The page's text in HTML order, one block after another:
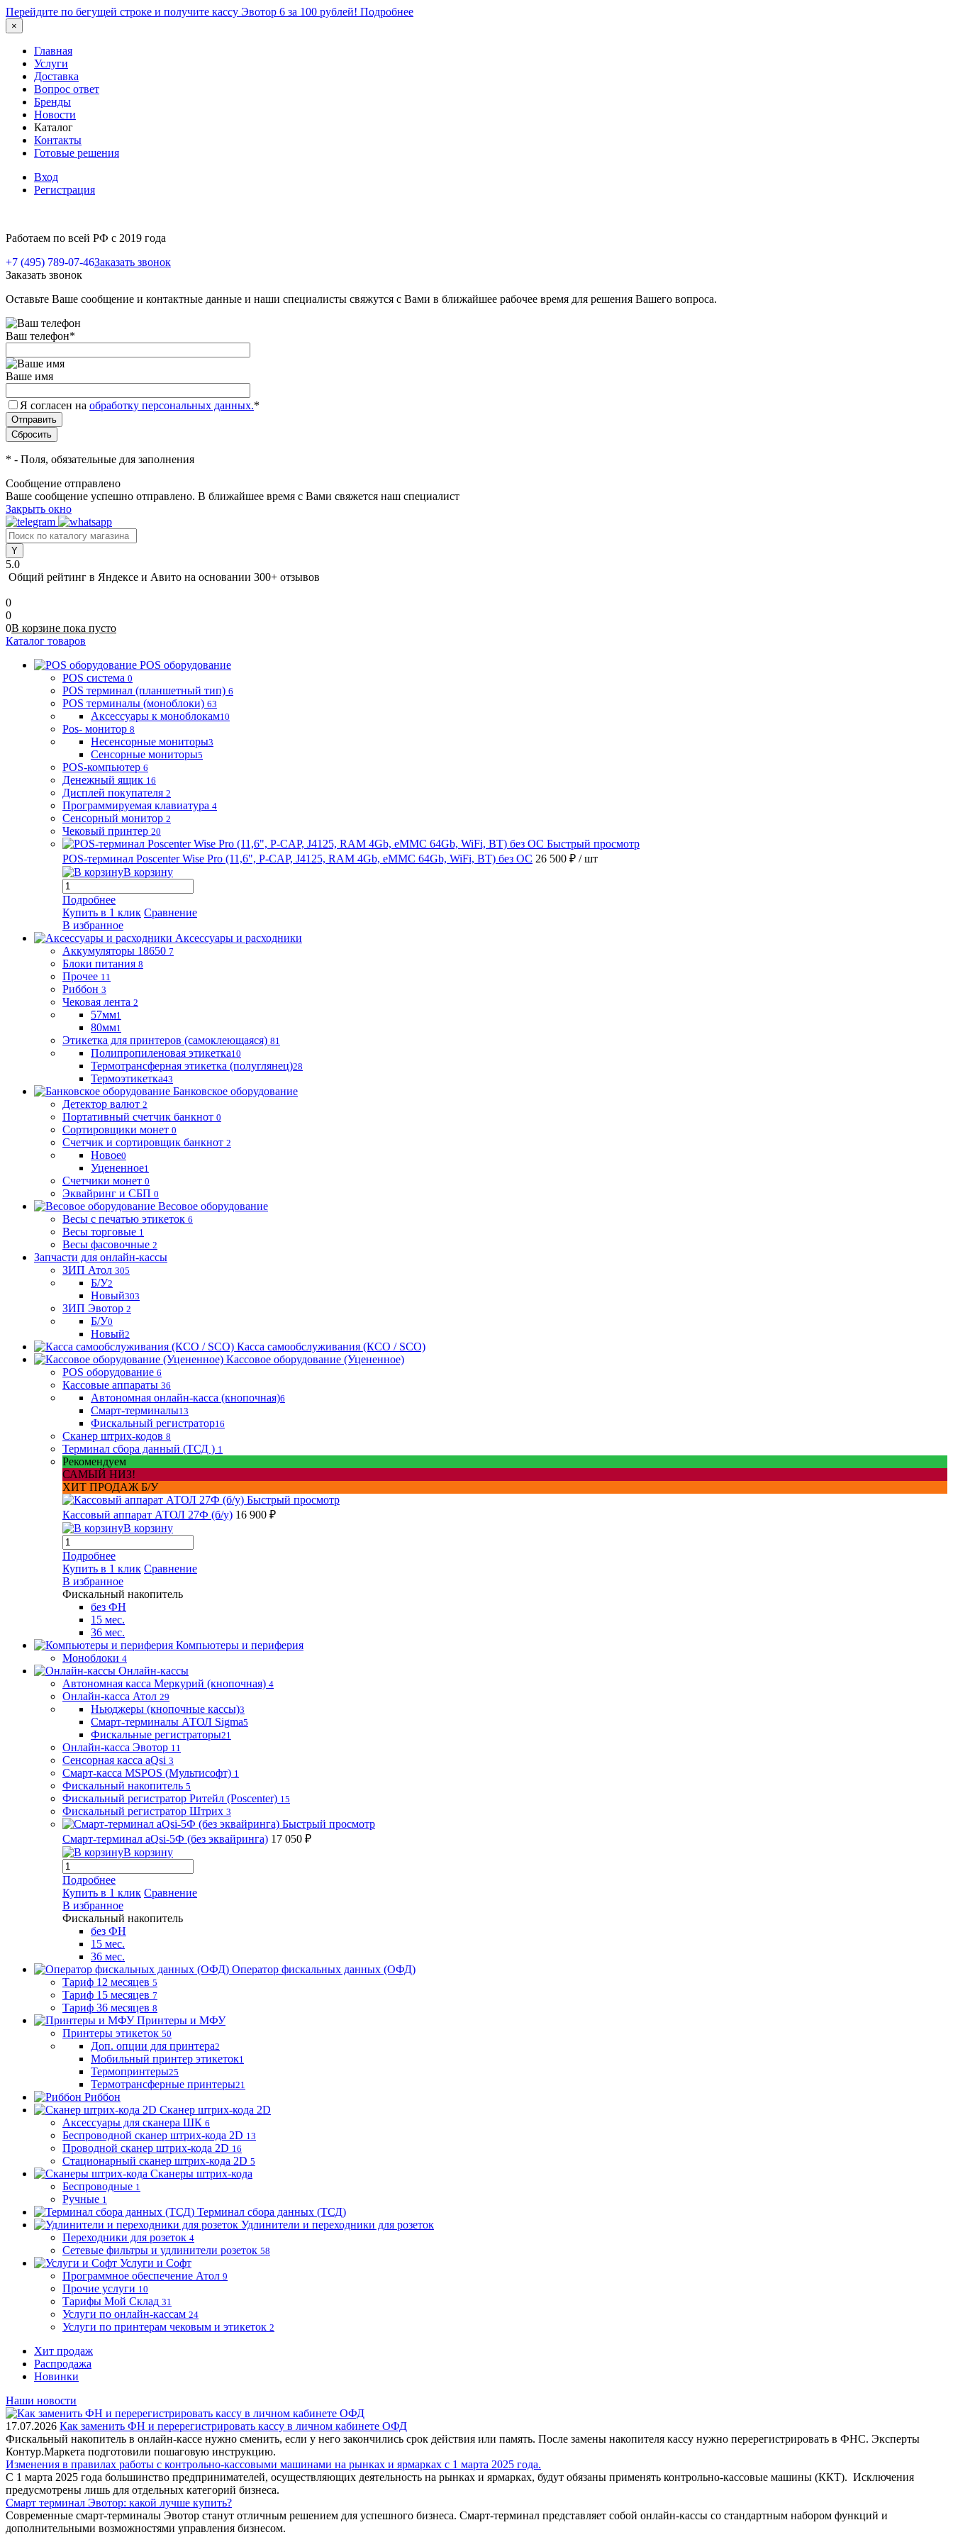
Перейдите по бегущей строке и получите кассу Эвотор 6 за 100 рублей! Подробнее
×
Главная
Услуги
Доставка
Вопрос ответ
Бренды
Новости
Каталог
Контакты
Готовые решения
Вход
Регистрация
Работаем по всей РФ с 2019 года
+7 (495) 789-07-46Заказать звонок
Заказать звонок
Оставьте Ваше сообщение и контактные данные и наши специалисты свяжутся с Вами в ближайшее рабочее время для решения Вашего вопроса.
Ваш телефон*
Ваше имя
Я согласен на обработку персональных данных.*
* - Поля, обязательные для заполнения
Сообщение отправлено
Ваше сообщение успешно отправлено. В ближайшее время с Вами свяжется наш специалист
Закрыть окно
5.0
Общий рейтинг в Яндексе и Авито на основании 300+ отзывов
0
0
0В корзине пока пусто
Каталог товаров
POS оборудование
POS система 0
POS терминал (планшетный тип) 6
POS терминалы (моноблоки) 63
Аксессуары к моноблокам10
Pos- монитор 8
Несенсорные мониторы3
Сенсорные мониторы5
POS-компьютер 6
Денежный ящик 16
Дисплей покупателя 2
Программируемая клавиатура 4
Сенсорный монитор 2
Чековый принтер 20
Быстрый просмотр
POS-терминал Poscenter Wise Pro (11,6", P-CAP, J4125, RAM 4Gb, eMMC 64Gb, WiFi, BT) без ОС 26 500 ₽ / шт
В корзину
Подробнее
Купить в 1 клик Сравнение
В избранное
Аксессуары и расходники
Аккумуляторы 18650 7
Блоки питания 8
Прочее 11
Риббон 3
Чековая лента 2
57мм1
80мм1
Этикетка для принтеров (самоклеющаяся) 81
Полипропиленовая этикетка10
Термотрансферная этикетка (полуглянец)28
Термоэтикетка43
Банковское оборудование
Детектор валют 2
Портативный счетчик банкнот 0
Сортировщики монет 0
Счетчик и сортировщик банкнот 2
Новое0
Уцененное1
Счетчики монет 0
Эквайринг и СБП 0
Весовое оборудование
Весы с печатью этикеток 6
Весы торговые 1
Весы фасовочные 2
Запчасти для онлайн-кассы
ЗИП Атол 305
Б/У2
Новый303
ЗИП Эвотор 2
Б/У0
Новый2
Касса самообслуживания (КСО / SCO)
Кассовое оборудование (Уцененное)
POS оборудование 6
Кассовые аппараты 36
Автономная онлайн-касса (кнопочная)6
Смарт-терминалы13
Фискальный регистратор16
Сканер штрих-кодов 8
Терминал сбора данный (ТСД ) 1
Рекомендуем
САМЫЙ НИЗ!
ХИТ ПРОДАЖ Б/У
Быстрый просмотр
Кассовый аппарат АТОЛ 27Ф (б/у) 16 900 ₽
В корзину
Подробнее
Купить в 1 клик Сравнение
В избранное
Фискальный накопитель
без ФН
15 мес.
36 мес.
Компьютеры и периферия
Моноблоки 4
Онлайн-кассы
Автономная касса Меркурий (кнопочная) 4
Онлайн-касса Атол 29
Ньюджеры (кнопочные кассы)3
Смарт-терминалы АТОЛ Sigma5
Фискальные регистраторы21
Онлайн-касса Эвотор 11
Сенсорная касса aQsi 3
Смарт-касса MSPOS (Мультисофт) 1
Фискальный накопитель 5
Фискальный регистратор Ритейл (Poscenter) 15
Фискальный регистратор Штрих 3
Быстрый просмотр
Смарт-терминал aQsi-5Ф (без эквайринга) 17 050 ₽
В корзину
Подробнее
Купить в 1 клик Сравнение
В избранное
Фискальный накопитель
без ФН
15 мес.
36 мес.
Оператор фискальных данных (ОФД)
Тариф 12 месяцев 5
Тариф 15 месяцев 7
Тариф 36 месяцев 8
Принтеры и МФУ
Принтеры этикеток 50
Доп. опции для принтера2
Мобильный принтер этикеток1
Термопринтеры25
Термотрансферные принтеры21
Риббон
Сканер штрих-кода 2D
Аксессуары для сканера ШК 6
Беспроводной сканер штрих-кода 2D 13
Проводной сканер штрих-кода 2D 16
Стационарный сканер штрих-кода 2D 5
Сканеры штрих-кода
Беспроводные 1
Ручные 1
Терминал сбора данных (ТСД)
Удлинители и переходники для розеток
Переходники для розеток 4
Сетевые фильтры и удлинители розеток 58
Услуги и Софт
Программное обеспечение Атол 9
Прочие услуги 10
Тарифы Мой Склад 31
Услуги по онлайн-кассам 24
Услуги по принтерам чековым и этикеток 2
Хит продаж
Распродажа
Новинки
Наши новости
17.07.2026 Как заменить ФН и перерегистрировать кассу в личном кабинете ОФД
Фискальный накопитель в онлайн-кассе нужно сменить, если у него закончились срок действия или память. После замены накопителя кассу нужно перерегистрировать в ФНС. Эксперты
Контур.Маркета подготовили пошаговую инструкцию.
Изменения в правилах работы с контрольно-кассовыми машинами на рынках и ярмарках с 1 марта 2025 года.
С 1 марта 2025 года большинство предпринимателей, осуществляющих деятельность на рынках и ярмарках, будут обязаны применять контрольно-кассовые машины (ККТ). Исключения
предусмотрены лишь для отдельных категорий бизнеса.
Смарт терминал Эвотор: какой лучше купить?
Современные смарт-терминалы Эвотор станут отличным решением для успешного бизнеса. Смарт-терминал представляет собой онлайн-кассы со стандартным набором функций и
дополнительными возможностями управления бизнесом.